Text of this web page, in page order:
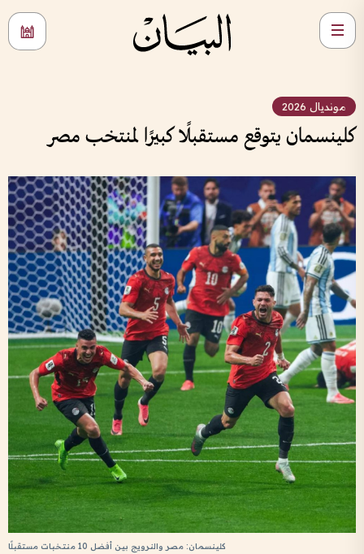
مونديال 2026
كلينسمان يتوقع مستقبلًا كبيرًا لمنتخب مصر
كلينسمان: مصر والنرويج بين أفضل 10 منتخبات مستقبلًا